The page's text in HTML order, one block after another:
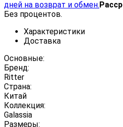
дней на возврат и обмен.
Без процентов.
Характеристики
Доставка
Основные:
Бренд:
Ritter
Страна:
Китай
Коллекция:
Galassia
Размеры: